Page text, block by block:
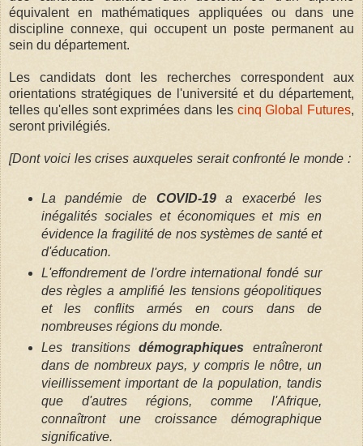
équivalent en mathématiques appliquées ou dans une
discipline connexe, qui occupent un poste permanent au
sein du département.
Les candidats dont les recherches correspondent aux
orientations stratégiques de l'université et du département,
telles qu'elles sont exprimées dans lescinq Global Futures,
seront privilégiés.
[Dont voici les crises auxqueles serait confronté le monde :
La pandémie de COVID-19a exacerbé les
inégalités sociales et économiques et mis en
évidence la fragilité de nos systèmes de santé et
d'éducation.
L'effondrement de l'ordre international fondé sur
des règles a amplifié les tensions géopolitiques
et les conflits armés en cours dans de
nombreuses régions du monde.
Les transitionsdémographiquesentraîneront
dans de nombreux pays, y compris le nôtre, un
vieillissement important de la population, tandis
que d'autres régions, comme l'Afrique,
connaîtront une croissance démographique
significative.